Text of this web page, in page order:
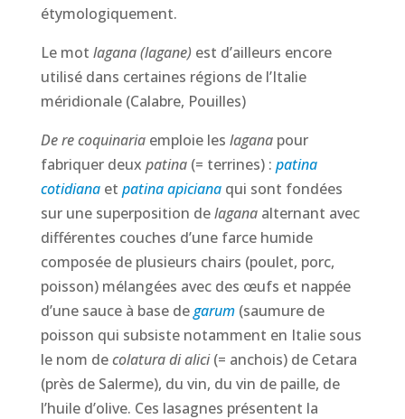
étymologiquement.
Le mot lagana (lagane) est d’ailleurs encore
utilisé dans certaines régions de l’Italie
méridionale (Calabre, Pouilles)
De re coquinariaemploie les laganapour
fabriquer deux patina(= terrines) : patina
cotidianaet patina apicianaqui sont fondées
sur une superposition delaganaalternant avec
différentes couches d’une farce humide
composée de plusieurs chairs (poulet, porc,
poisson) mélangées avec des œufs et nappée
d’une sauce à base degarum(saumure de
poisson qui subsiste notamment en Italie sous
le nom decolatura di alici(= anchois) de Cetara
(près de Salerme), du vin, du vin de paille, de
l’huile d’olive. Ces lasagnes présentent la